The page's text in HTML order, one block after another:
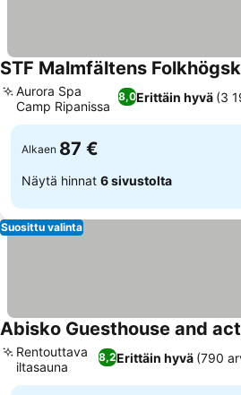
STF Malmfältens
8,0Erittäin hyvä (3
Aurora Spa
Camp Ripanissa
Alkaen 87 €
Näytä hinnat 6 sivustolta
Suosittu valinta
Abisko Guesthouse and
8,2Erittäin hyvä (790
Rentouttava
iltasauna